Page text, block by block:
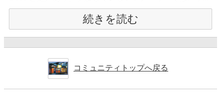
続きを読む
コミュニティトップへ戻る